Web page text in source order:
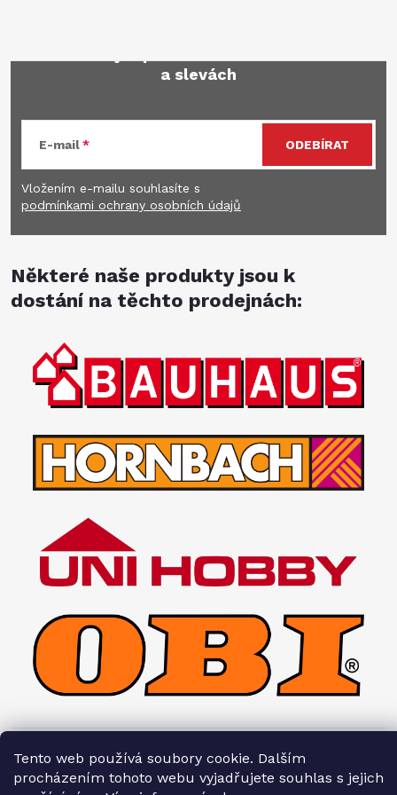
Tento web používá soubory cookie. Dalším
procházením tohoto webu vyjadřujete souhlas s jejich
a slevách
E-mail
Vložením e-mailu souhlasíte s
podmínkami ochrany osobních údajů
ODEBÍRAT
Některé naše produkty jsou k
dostání na těchto prodejnách:
Copyright 2026Interiéry HOPA. Všechna práva vyhrazena.